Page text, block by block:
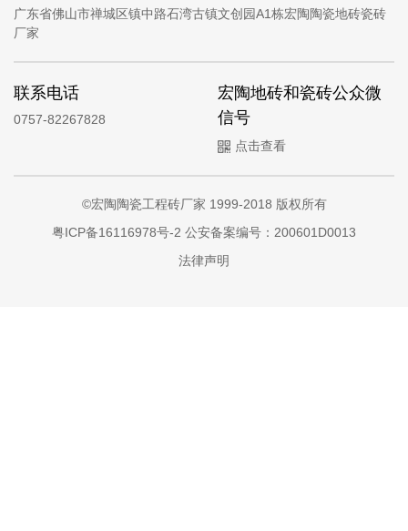
广东省佛山市禅城区镇中路石湾古镇文创园A1栋宏陶陶瓷地砖瓷砖
厂家
联系电话
0757-82267828
宏陶地砖和瓷砖公众微
信号
点击查看
©宏陶陶瓷工程砖厂家 1999-2018 版权所有
粤ICP备16116978号-2 公安备案编号：200601D0013
法律声明